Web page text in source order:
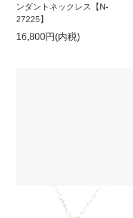
ンダントネックレス【N-
27225】
16,800円(内税)